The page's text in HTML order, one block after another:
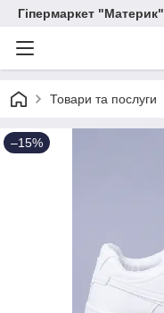
Гіпермаркет "Материк"
Товари та послуги
–15%